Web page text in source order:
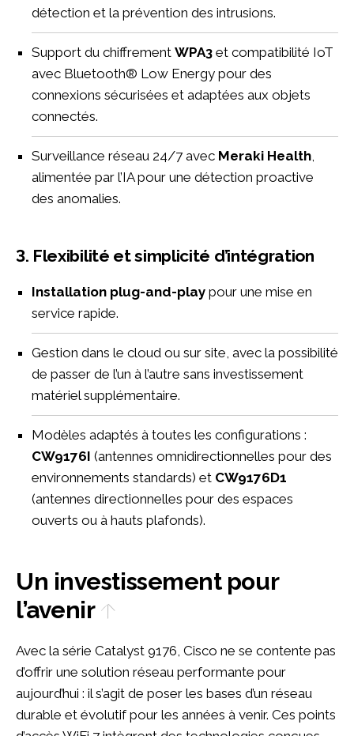
détection et la prévention des intrusions.
Support du chiffrement WPA3 et compatibilité IoT
avec Bluetooth® Low Energy pour des
connexions sécurisées et adaptées aux objets
connectés.
Surveillance réseau 24/7 avec Meraki Health
alimentée par l’IA pour une détection proactive
des anomalies.
3. Flexibilité et simplicité d’intégration
Installation plug-and-play pour une mise en
service rapide.
Gestion dans le cloud ou sur site, avec la possibilité
de passer de l’un à l’autre sans investissement
matériel supplémentaire.
Modèles adaptés à toutes les configurations :
CW9176I (antennes omnidirectionnelles pour des
environnements standards) et CW9176D1
(antennes directionnelles pour des espaces
ouverts ou à hauts plafonds).
Un investissement pour
l’avenir
Avec la série Catalyst 9176, Cisco ne se contente pas
d’offrir une solution réseau performante pour
aujourd’hui : il s’agit de poser les bases d’un réseau
durable et évolutif pour les années à venir. Ces points